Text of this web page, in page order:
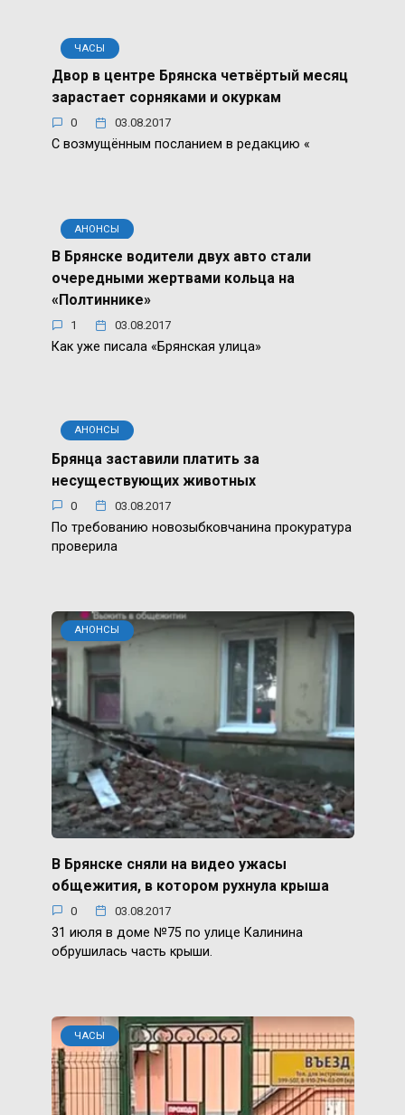
ЧАСЫ
Двор в центре Брянска четвёртый месяц
зарастает сорняками и окуркам
0 03.08.2017
С возмущённым посланием в редакцию «
АНОНСЫ
В Брянске водители двух авто стали
очередными жертвами кольца на
«Полтиннике»
1 03.08.2017
Как уже писала «Брянская улица»
АНОНСЫ
Брянца заставили платить за
несуществующих животных
0 03.08.2017
По требованию новозыбковчанина прокуратура
проверила
АНОНСЫ
В Брянске сняли на видео ужасы
общежития, в котором рухнула крыша
0 03.08.2017
31 июля в доме №75 по улице Калинина
обрушилась часть крыши.
ЧАСЫ